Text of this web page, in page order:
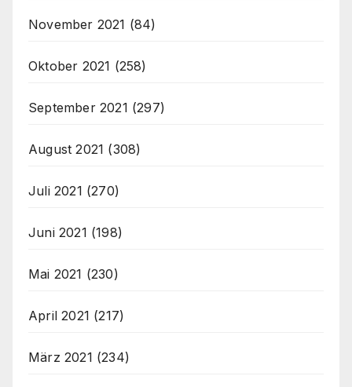
November 2021 (84)
Oktober 2021 (258)
September 2021 (297)
August 2021 (308)
Juli 2021 (270)
Juni 2021 (198)
Mai 2021 (230)
April 2021 (217)
März 2021 (234)